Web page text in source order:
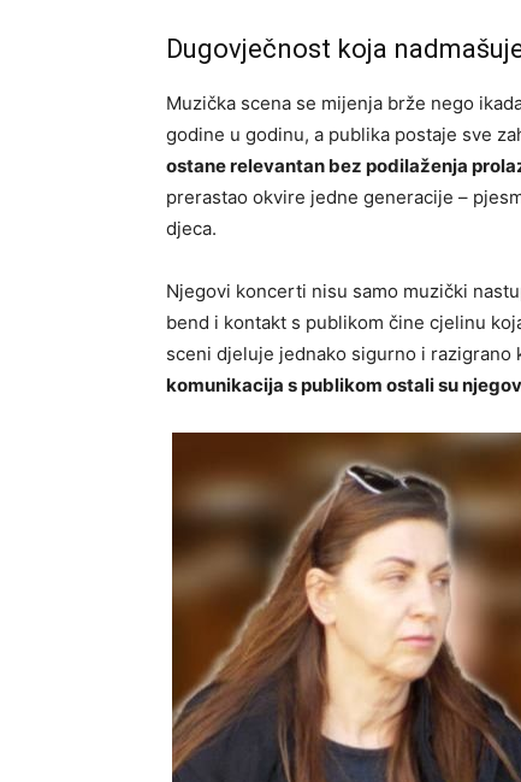
Dugovječnost koja
Muzička scena se mijenja brže nego
godine u godinu, a publika postaje sve
ostane relevantan bez podilaženja
prerastao okvire jedne generacije –
djeca.
Njegovi koncerti nisu samo muzički
bend i kontakt s publikom čine cjelinu
sceni djeluje jednako sigurno i razigrano
komunikacija s publikom ostali su